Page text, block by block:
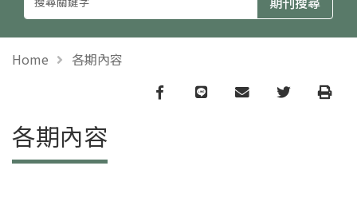
Home 各期內容
Facebook
line email TwitterPrint
各期內容